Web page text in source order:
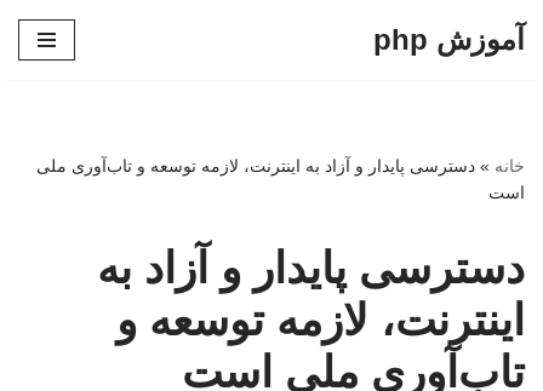
آموزش php
خانه » دسترسی پایدار و آزاد به اینترنت، لازمه توسعه و تاب‌آوری ملی
است
دسترسی پایدار و آزاد به
اینترنت، لازمه توسعه و
تاب‌آوری ملی است